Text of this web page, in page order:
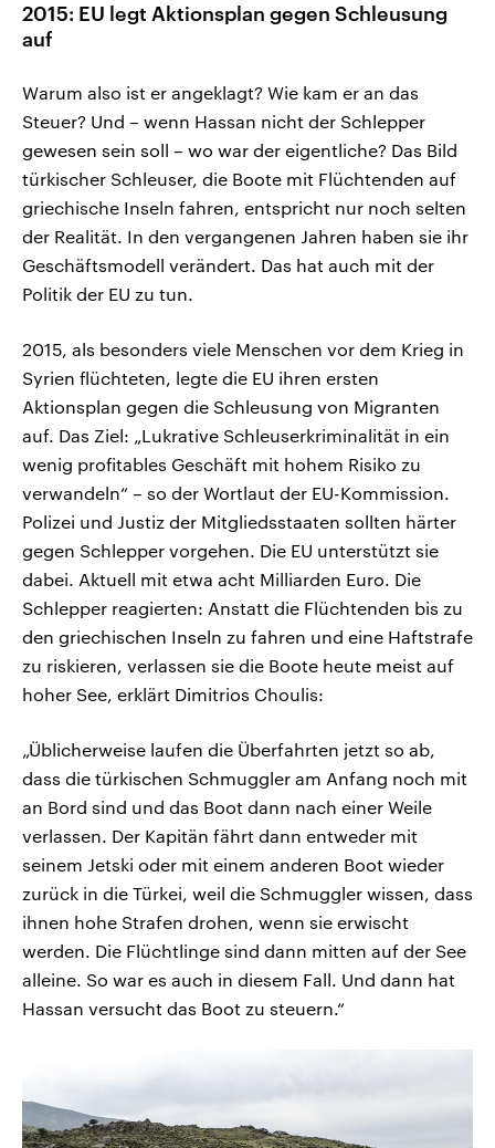
2015: EU legt Aktionsplan gegen Schleusung
auf
Warum also ist er angeklagt? Wie kam er an das
Steuer? Und – wenn Hassan nicht der Schlepper
gewesen sein soll – wo war der eigentliche? Das Bild
türkischer Schleuser, die Boote mit Flüchtenden auf
griechische Inseln fahren, entspricht nur noch selten
der Realität. In den vergangenen Jahren haben sie ihr
Geschäftsmodell verändert. Das hat auch mit der
Politik der EU zu tun.
2015, als besonders viele Menschen vor dem Krieg in
Syrien flüchteten, legte die EU ihren ersten
Aktionsplan gegen die Schleusung von Migranten
auf. Das Ziel: „Lukrative Schleuserkriminalität in ein
wenig profitables Geschäft mit hohem Risiko zu
verwandeln“ – so der Wortlaut der EU-Kommission.
Polizei und Justiz der Mitgliedsstaaten sollten härter
gegen Schlepper vorgehen. Die EU unterstützt sie
dabei. Aktuell mit etwa acht Milliarden Euro. Die
Schlepper reagierten: Anstatt die Flüchtenden bis zu
den griechischen Inseln zu fahren und eine Haftstrafe
zu riskieren, verlassen sie die Boote heute meist auf
hoher See, erklärt Dimitrios Choulis:
„Üblicherweise laufen die Überfahrten jetzt so ab,
dass die türkischen Schmuggler am Anfang noch mit
an Bord sind und das Boot dann nach einer Weile
verlassen. Der Kapitän fährt dann entweder mit
seinem Jetski oder mit einem anderen Boot wieder
zurück in die Türkei, weil die Schmuggler wissen, dass
ihnen hohe Strafen drohen, wenn sie erwischt
werden. Die Flüchtlinge sind dann mitten auf der See
alleine. So war es auch in diesem Fall. Und dann hat
Hassan versucht das Boot zu steuern.“